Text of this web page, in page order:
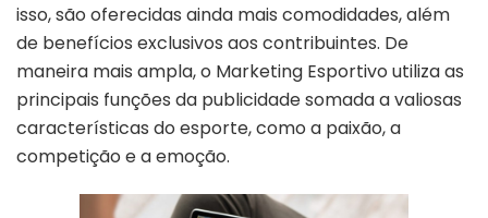
isso, são oferecidas ainda mais comodidades, além
de benefícios exclusivos aos contribuintes. De
maneira mais ampla, o Marketing Esportivo utiliza as
principais funções da publicidade somada a valiosas
características do esporte, como a paixão, a
competição e a emoção.